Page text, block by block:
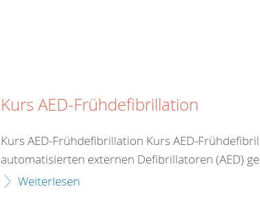
Kurs AED-Frühdefibrillation
Kurs AED-Frühdefibrillation Kurs AED-
automatisierten externen Defibrillatoren (AED)
Weiterlesen